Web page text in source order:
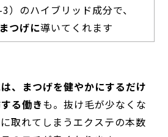
）のハイブリッド成分で、
つげに導いてくれます
、まつげを健やかにするだけ
る働きも。抜け毛が少なくな
取れてしまうエクステの本数